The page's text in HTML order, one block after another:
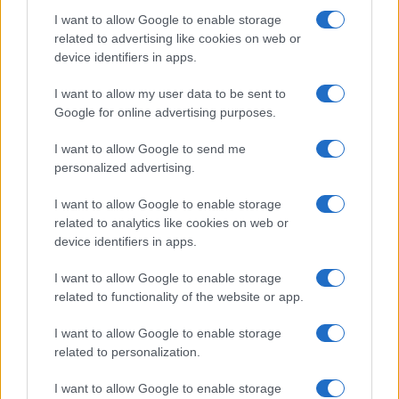
I want to allow Google to enable storage
related to advertising like cookies on web or
device identifiers in apps.
I want to allow my user data to be sent to
Google for online advertising purposes.
I want to allow Google to send me
personalized advertising.
I want to allow Google to enable storage
related to analytics like cookies on web or
device identifiers in apps.
I want to allow Google to enable storage
related to functionality of the website or app.
I want to allow Google to enable storage
related to personalization.
I want to allow Google to enable storage
QUANTI ANNI HA DAVID BROMSTAD?
Bromstad ha 45 anni ed è nato il 17 agosto 1973 a
Cokata, Minnesota, Stati Uniti d’America.
QUANTO È ALTO DAVID BROMSTAD?
David si trova ad un’altezza di 6 piedi e 1 pollice.
DAVID BROMSTAD HA UNA
RELAZIONE?
David è apertamente gay, come ha rivelato nel
2012 durante un’intervista a southfloridagaynews.
Non è sposato, a partire dal 2020. Il suo
precedente partner eraJeffrey Glasko
, dal 2004